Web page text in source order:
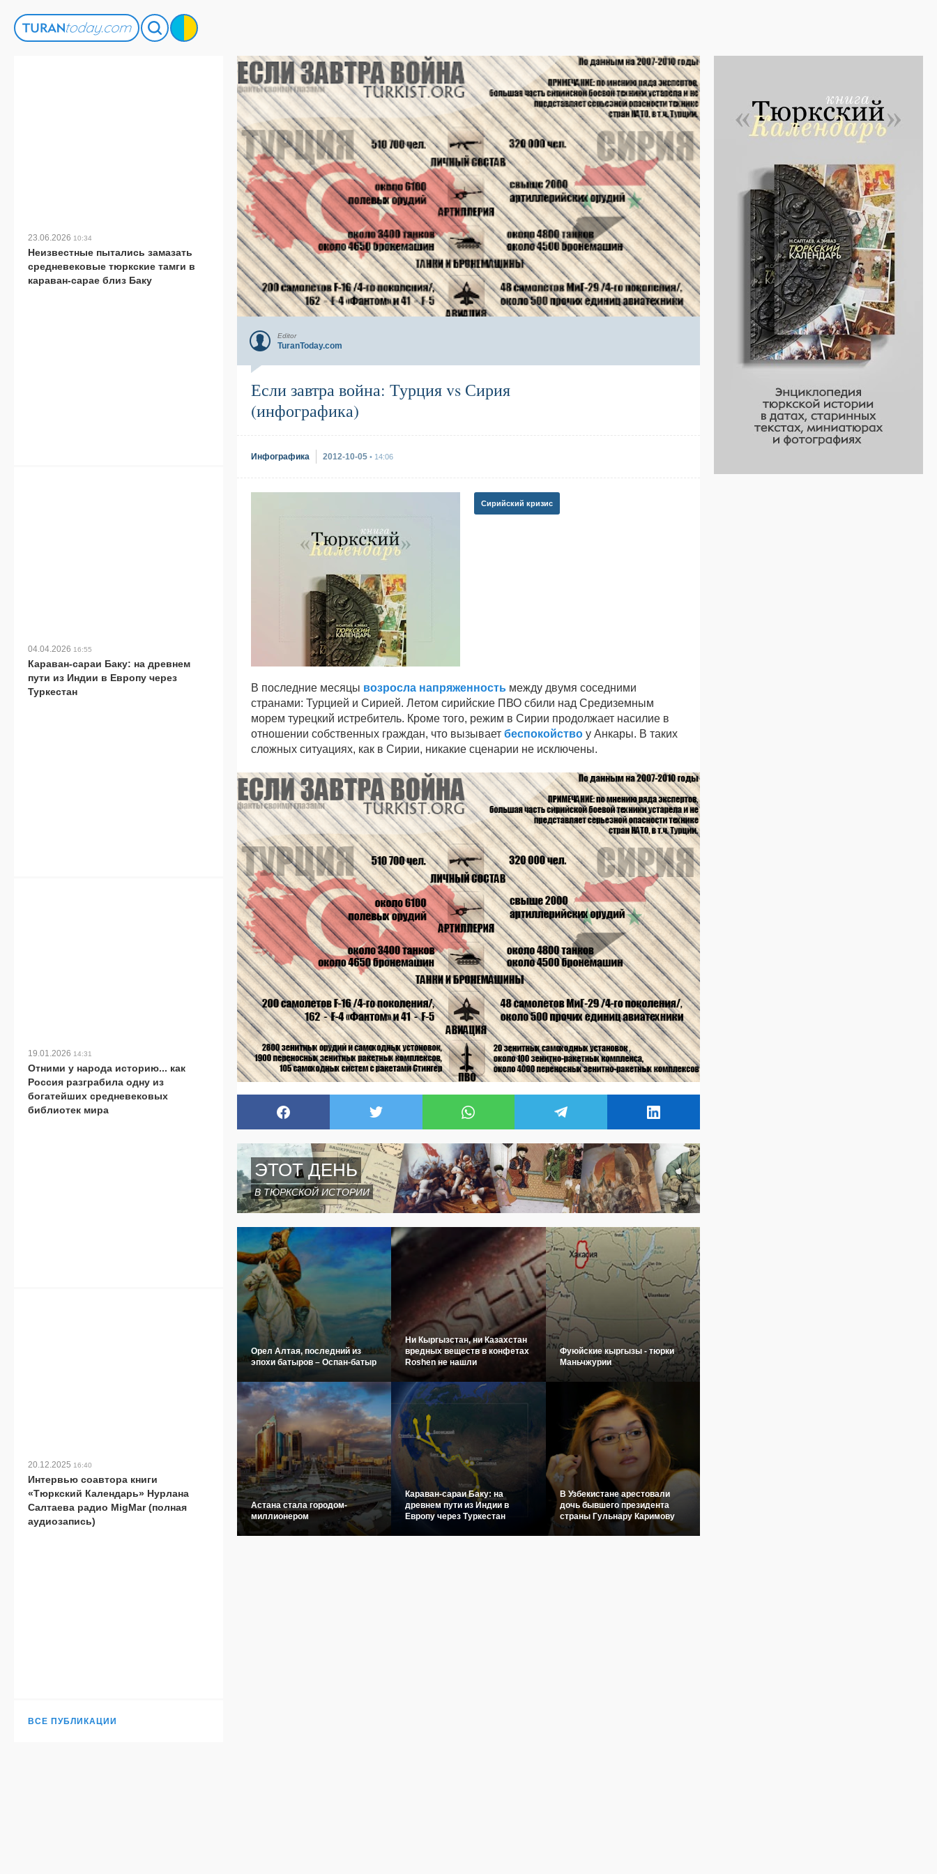
Editor
TuranToday.com
Если завтра война: Турция vs Сирия
(инфографика)
Инфографика 2012-10-05 • 14:06
Сирийский кризис
В последние месяцы возросла напряженность между двумя соседними
странами: Турцией и Сирией. Летом сирийские ПВО сбили над Средиземным
морем турецкий истребитель. Кроме того, режим в Сирии продолжает насилие в
отношении собственных граждан, что вызывает беспокойство у Анкары. В таких
сложных ситуациях, как в Сирии, никакие сценарии не исключены.
ЭТОТ ДЕНЬ
В ТЮРКСКОЙ ИСТОРИИ
Орел Алтая, последний из
эпохи батыров – Оспан-батыр
Ни Кыргызстан, ни Казахстан
вредных веществ в конфетах
Roshen не нашли
Фуюйские кыргызы - тюрки
Маньчжурии
Астана стала городом-
миллионером
Караван-сараи Баку: на
древнем пути из Индии в
Европу через Туркестан
В Узбекистане арестовали
дочь бывшего президента
страны Гульнару Каримову
23.06.2026 10:34
Неизвестные пытались замазать
средневековые тюркские тамги в
караван-сарае близ Баку
04.04.2026 16:55
Караван-сараи Баку: на древнем
пути из Индии в Европу через
Туркестан
19.01.2026 14:31
Отними у народа историю... как
Россия разграбила одну из
богатейших средневековых
библиотек мира
20.12.2025 16:40
Интервью соавтора книги
«Тюркский Календарь» Нурлана
Салтаева радио MigMar (полная
аудиозапись)
ВСЕ ПУБЛИКАЦИИ